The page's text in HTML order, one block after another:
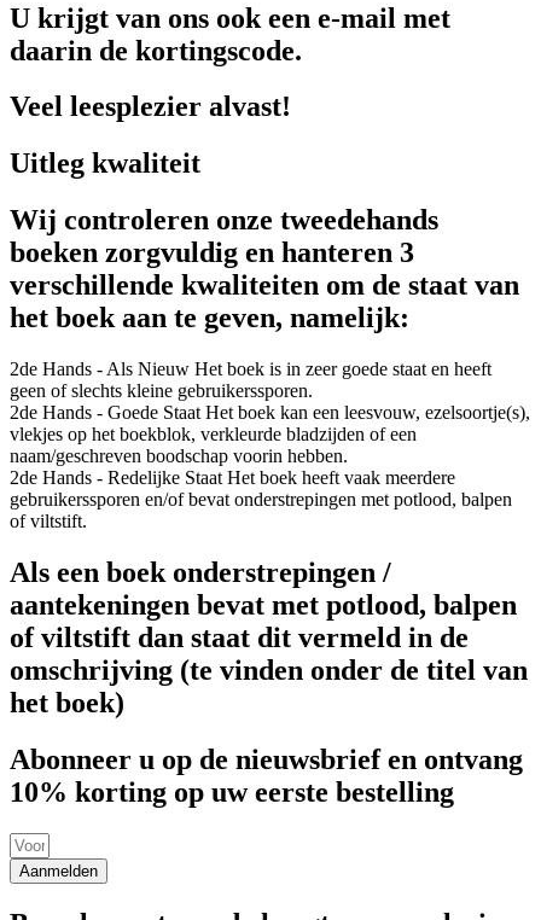
U krijgt van ons ook een e-mail met
daarin de kortingscode.
Veel leesplezier alvast!
Uitleg kwaliteit
Wij controleren onze tweedehands
boeken zorgvuldig en hanteren 3
verschillende kwaliteiten om de staat van
het boek aan te geven, namelijk:
2de Hands - Als Nieuw Het boek is in zeer goede staat en heeft
geen of slechts kleine gebruikerssporen.
2de Hands - Goede Staat Het boek kan een leesvouw, ezelsoortje(s),
vlekjes op het boekblok, verkleurde bladzijden of een
naam/geschreven boodschap voorin hebben.
2de Hands - Redelijke Staat Het boek heeft vaak meerdere
gebruikerssporen en/of bevat onderstrepingen met potlood, balpen
of viltstift.
Als een boek onderstrepingen /
aantekeningen bevat met potlood, balpen
of viltstift dan staat dit vermeld in de
omschrijving (te vinden onder de titel van
het boek)
Abonneer u op de nieuwsbrief en ontvang
10% korting op uw eerste bestelling
Aanmelden